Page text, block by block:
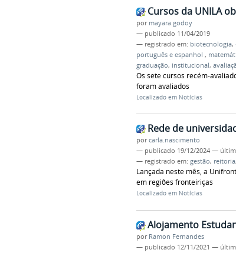
Cursos da UNILA
por mayara.godoy
— publicado 11/04/2019
— registrado em: biotecnologia,
português e espanhol ,
graduação, institucional,
Os sete cursos recém-
foram avaliados
Localizado em Notícias
Rede de
porcarla.nascimento
— publicado 19/12/2024 —
— registrado em: gestão, reitoria,
Lançada neste mês, a
em regiões fronteiriças
Localizado em Notícias
Alojamento
por Ramon Fernandes
— publicado 12/11/2021 —